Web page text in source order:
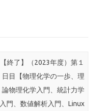
【終了】（2023年度）第１
日目【物理化学の一歩、理
論物理化学入門、統計力学
入門、数値解析入門、Linux